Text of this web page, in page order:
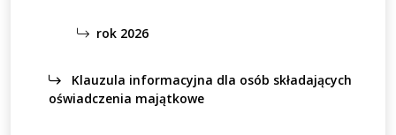
rok 2026
Klauzula informacyjna dla osób składających
oświadczenia majątkowe